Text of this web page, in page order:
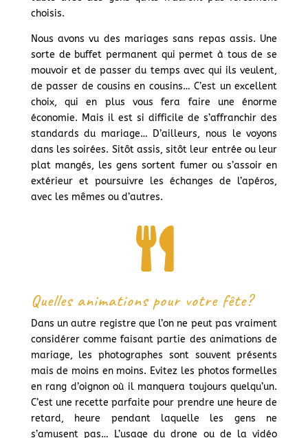
choisis.
Nous avons vu des mariages sans repas assis. Une
sorte de buffet permanent qui permet à tous de se
mouvoir et de passer du temps avec qui ils veulent,
de passer de cousins en cousins… C’est un excellent
choix, qui en plus vous fera faire une énorme
économie. Mais il est si difficile de s’affranchir des
standards du mariage… D’ailleurs, nous le voyons
dans les soirées. Sitôt assis, sitôt leur entrée ou leur
plat mangés, les gens sortent fumer ou s’assoir en
extérieur et poursuivre les échanges de l’apéros,
avec les mêmes ou d’autres.

Quelles animations pour votre fête?
Dans un autre registre que l’on ne peut pas vraiment
considérer comme faisant partie des animations de
mariage, les photographes sont souvent présents
mais de moins en moins. Evitez les photos formelles
en rang d’oignon où il manquera toujours quelqu’un.
C’est une recette parfaite pour prendre une heure de
retard, heure pendant laquelle les gens ne
s’amusent pas… L’usage du drone ou de la vidéo